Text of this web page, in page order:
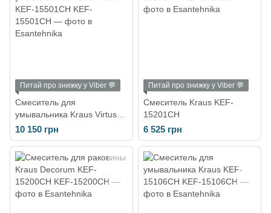
Питай про знижку у Viber 💬
Смеситель для
умывальника Kraus Virtus
KEF-15501CH
10 150 грн
Питай про знижку у Viber 💬
Смеситель Kraus KEF-
15201CH
6 525 грн